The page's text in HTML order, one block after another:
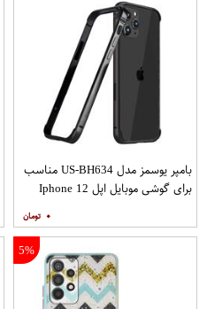
بامپر یوسمز مدل US-BH634 مناسب
برای گوشی موبایل اپل Iphone 12
۰
5%